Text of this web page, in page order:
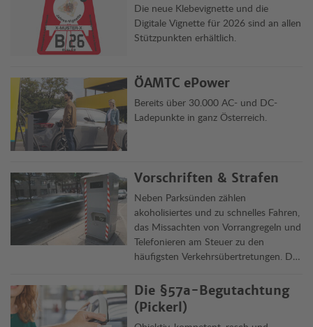
Die neue Klebevignette und die
Digitale Vignette für 2026 sind an allen
Stützpunkten erhältlich.
ÖAMTC ePower
Bereits über 30.000 AC- und DC-
Ladepunkte in ganz Österreich.
Vorschriften & Strafen
Neben Parksünden zählen
akoholisiertes und zu schnelles Fahren,
das Missachten von Vorrangregeln und
Telefonieren am Steuer zu den
häufigsten Verkehrsübertretungen. Die
Vorschriften und ihre Rechtsfolgen in
Österreich und im Ausland.
Die §57a-Begutachtung
(Pickerl)